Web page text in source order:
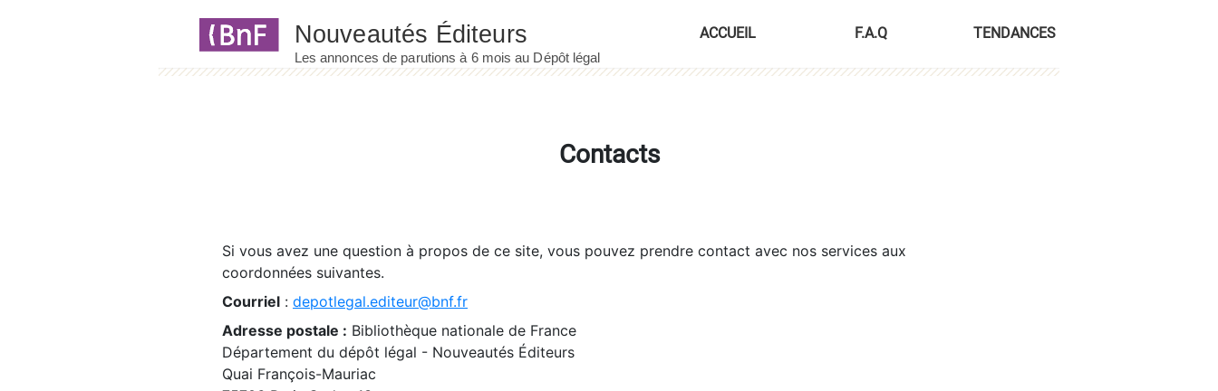
ACCUEIL F.A.Q TENDANCES
Contacts
Si vous avez une question à propos de ce site, vous pouvez prendre contact avec nos services aux
coordonnées suivantes.
Courriel : depotlegal.editeur@bnf.fr
Adresse postale : Bibliothèque nationale de France
Département du dépôt légal - Nouveautés Éditeurs
Quai François-Mauriac